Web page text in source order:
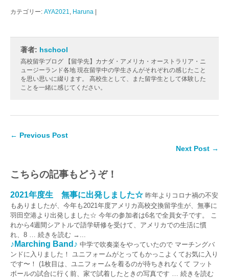
カテゴリー: AYA2021, Haruna
著者: hschool
高校留学ブログ 【留学先】カナダ・アメリカ・オーストラリア・ニ
ュージーランド各地 現在留学中の学生さんがそれぞれの感じたこと
を思い思いに綴ります。 高校生として、また留学生として体験した
ことを一緒に感じてください。
← Previous Post
Next Post →
こちらの記事もどうぞ！
2021年度生 無事に出発しました☆ 昨年よりコロナ禍の不安
もありましたが、今年も2021年度アメリカ高校交換留学生が、無事に
羽田空港より出発しました☆ 今年の参加者は6名で全員女子です。 こ
れから4週間シアトルで語学研修を受けて、アメリカでの生活に慣
れ、8 … 続きを読む →...
♪Marching Band♪ 中学で吹奏楽をやっていたので マーチングバ
ンドに入りました！ ユニフォームがとってもかっこよくてお気に入り
です〜！ (1枚目は、ユニフォームを着るのが待ちきれなくて フット
ボールの試合に行く前、家で試着したときの写真です … 続きを読む